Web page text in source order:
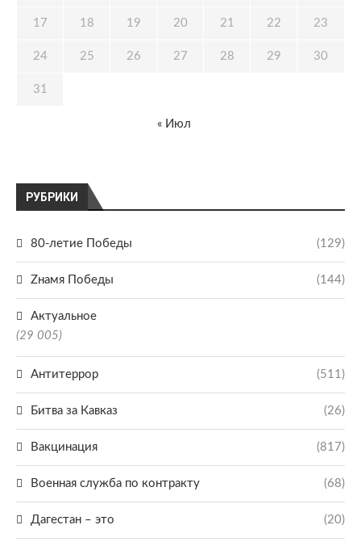
РУБРИКИ
80-летие Победы (129)
Zнамя Победы (144)
Актуальное
(29 005)
Антитеррор (511)
Битва за Кавказ (26)
Вакцинация (817)
Военная служба по контракту (68)
Дагестан – это (20)
17 18 19 20 21 22 23
24 25 26 27 28 29 30
31
« Июл